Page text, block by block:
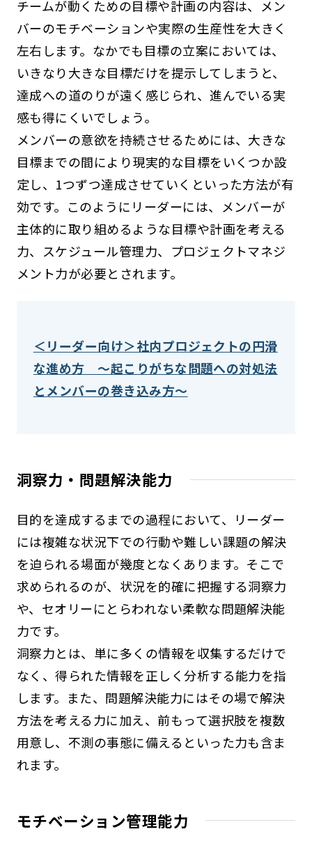
チームが動くための目標や計画の内容は、メン
バーのモチベーションや実際の生産性を大きく
左右します。なかでも目標の立案においては、
いきなり大きな目標だけを提示してしまうと、
達成への道のりが遠く感じられ、進んでいる実
感も得にくいでしょう。
メンバーの意欲を持続させるためには、大きな
目標までの間により現実的な目標をいくつか設
定し、1つずつ達成させていくといった方法が有
効です。このようにリーダーには、メンバーが
主体的に取り組めるような目標や計画を考える
力、スケジュール管理力、プロジェクトマネジ
メント力が必要とされます。
＜リーダー向け＞社内プロジェクトの円滑
な進め方 ～起こりがちな問題への対処法
とメンバーの巻き込み方～
洞察力・問題解決能力
目的を達成するまでの過程において、リーダー
には複雑な状況下での行動や難しい課題の解決
を迫られる場面が幾度となくあります。そこで
求められるのが、状況を的確に把握する洞察力
や、セオリーにとらわれない柔軟な問題解決能
力です。
洞察力とは、単に多くの情報を収集するだけで
なく、得られた情報を正しく分析する能力を指
します。また、問題解決能力にはその場で解決
方法を考える力に加え、前もって選択肢を複数
用意し、不測の事態に備えるといった力も含ま
れます。
モチベーション管理能力